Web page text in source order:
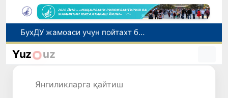
Амударё туманида сафари туризмини ривожлантириш бўйича янги лойиҳа амалга оширилиши режалаштирилмоқда
Коррупцияга қарши курашиш агентлиги: 9,3 млрд сўмдан ортиқ давлат харидида қонунбузилиш ҳолатлари аниқланди
Yuz uz
Янгиликларга қайтиш